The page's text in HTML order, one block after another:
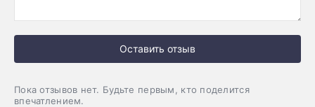
Оставить отзыв
Пока отзывов нет. Будьте первым, кто поделится
впечатлением.